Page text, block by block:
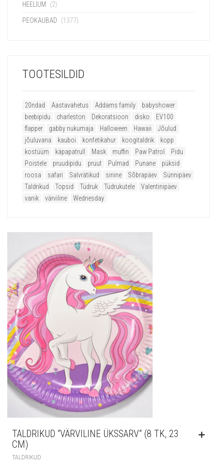
HEELIUM (2)
PEOKAUBAD (1377)
TOOTESILDID
20ndad Aastavahetus Addams family
babyshower
beebipidu
charleston Dekoratsioon disko
EV100
flapper
gabby nukumaja Halloween Hawaii
Jõulud
jõuluvana
kauboi konfetikahur koogitaldrik
kopp
kostüüm
käpapatrull Mask muffin Paw Patrol
Pidu
Poistele
pruudipidu pruut Pulmad Punane
püksid
roosa
safari Salvrätikud sinine Sõbrapäev
Sünnipäev
Taldrikud
Topsid Tüdruk Tüdrukutele
Valentinipäev
vanik
värviline Wednesday
TALDRIKUD “VÄRVILINE ÜKSSARV” (8 TK, 23
CM)
TALDRIKUD